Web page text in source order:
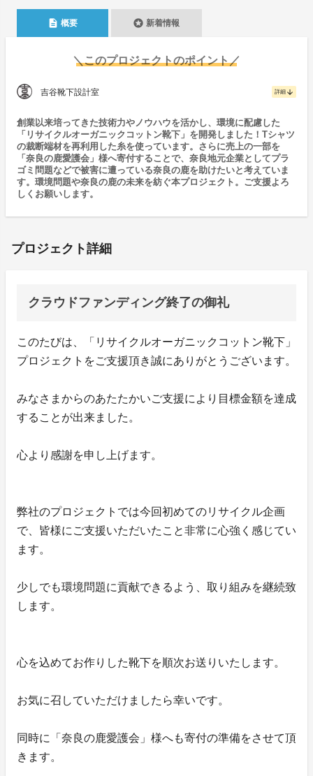
description 概要 stars 新着情報
＼このプロジェクトのポイント／
吉谷靴下設計室 詳細 arrow_downward
創業以来培ってきた技術力やノウハウを活かし、環境に配慮した
「リサイクルオーガニックコットン靴下」を開発しました！Tシャツ
の裁断端材を再利用した糸を使っています。さらに売上の一部を
「奈良の鹿愛護会」様へ寄付することで、奈良地元企業としてプラ
ゴミ問題などで被害に遭っている奈良の鹿を助けたいと考えていま
す。環境問題や奈良の鹿の未来を紡ぐ本プロジェクト。ご支援よろ
しくお願いします。
プロジェクト詳細
クラウドファンディング終了の御礼
このたびは、「リサイクルオーガニックコットン靴下」
プロジェクトをご支援頂き誠にありがとうございます。
みなさまからのあたたかいご支援により目標金額を達成
することが出来ました。
心より感謝を申し上げます。
弊社のプロジェクトでは今回初めてのリサイクル企画
で、皆様にご支援いただいたこと非常に心強く感じてい
ます。
少しでも環境問題に貢献できるよう、取り組みを継続致
します。
心を込めてお作りした靴下を順次お送りいたします。
お気に召していただけましたら幸いです。
同時に「奈良の鹿愛護会」様へも寄付の準備をさせて頂
きます。